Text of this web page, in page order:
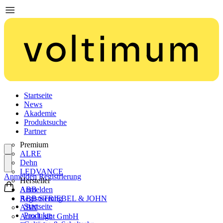
Startseite
News
Akademie
Produktsuche
Partner
Premium
ALRE
Dehn
LEDVANCE
Hersteller
ABB
ABB STRIEBEL & JOHN
ABN
Aura Light GmbH
Anmelden
Registrierung
Anmelden Registrierung
Startseite
Produkte